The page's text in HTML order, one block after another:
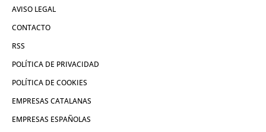
AVISO LEGAL
CONTACTO
RSS
POLÍTICA DE PRIVACIDAD
POLÍTICA DE COOKIES
EMPRESAS CATALANAS
EMPRESAS ESPAÑOLAS